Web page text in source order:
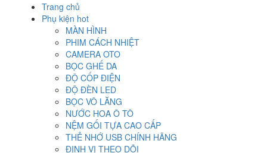
Trang chủ
Phụ kiện hot
MÀN HÌNH
PHIM CÁCH NHIỆT
CAMERA OTO
BỌC GHẾ DA
ĐỘ CỐP ĐIỆN
ĐỘ ĐÈN LED
BỌC VÔ LĂNG
NƯỚC HOA Ô TÔ
NỆM GỐI TỰA CAO CẤP
THẺ NHỚ USB CHÍNH HÃNG
ĐỊNH VỊ THEO DÕI